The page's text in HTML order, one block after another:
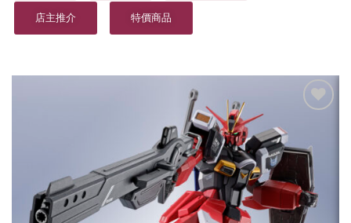
店主推介 特價商品